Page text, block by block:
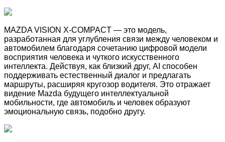
MAZDA VISION X-COMPACT — это модель,
разработанная для углубления связи между человеком и
автомобилем благодаря сочетанию цифровой модели
восприятия человека и чуткого искусственного
интеллекта. Действуя, как близкий друг, AI способен
поддерживать естественный диалог и предлагать
маршруты, расширяя кругозор водителя. Это отражает
видение Mazda будущего интеллектуальной
мобильности, где автомобиль и человек образуют
эмоциональную связь, подобно другу.